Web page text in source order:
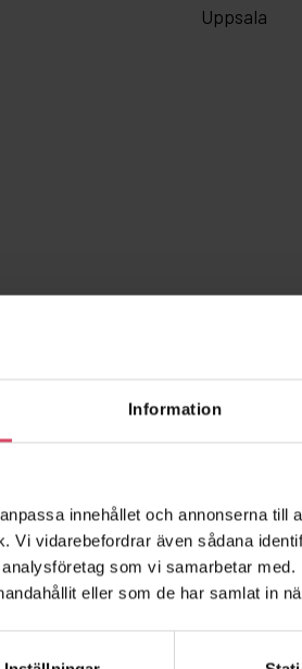
Information
innehållet och annonserna till
Vi vidarebefordrar även sådana
som vi samarbetar
eller som de har samlat in
Uppsala